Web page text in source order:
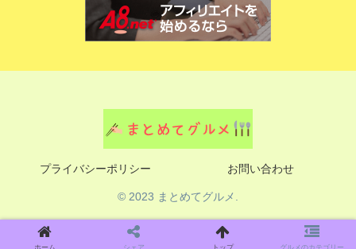
プライバシーポリシー お問い合わせ
© 2023 まとめてグルメ.
ホーム シェア トップ グルメのカテゴリー